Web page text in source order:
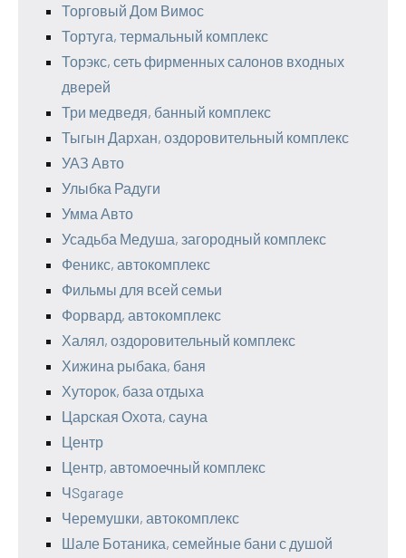
Торговый Дом Вимос
Тортуга, термальный комплекс
Торэкс, сеть фирменных салонов входных
дверей
Три медведя, банный комплекс
Тыгын Дархан, оздоровительный комплекс
УАЗ Авто
Улыбка Радуги
Умма Авто
Усадьба Медуша, загородный комплекс
Феникс, автокомплекс
Фильмы для всей семьи
Форвард, автокомплекс
Халял, оздоровительный комплекс
Хижина рыбака, баня
Хуторок, база отдыха
Царская Охота, сауна
Центр
Центр, автомоечный комплекс
ЧSgarage
Черемушки, автокомплекс
Шале Ботаника, семейные бани с душой